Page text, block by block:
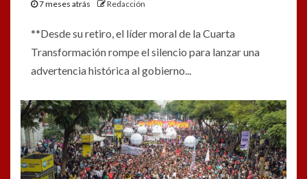
7 meses atrás Redacción
**Desde su retiro, el líder moral de la Cuarta
Transformación rompe el silencio para lanzar una
advertencia histórica al gobierno...